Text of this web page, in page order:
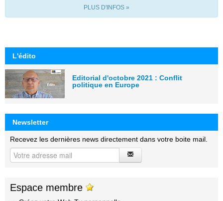
PLUS D'INFOS »
L'édito
Editorial d'octobre 2021 : Conflit
politique en Europe
Newsletter
Recevez les dernières news directement dans votre boite mail.
Espace membre